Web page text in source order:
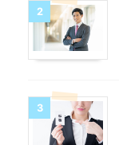
2
3